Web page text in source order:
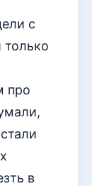
с
про
в